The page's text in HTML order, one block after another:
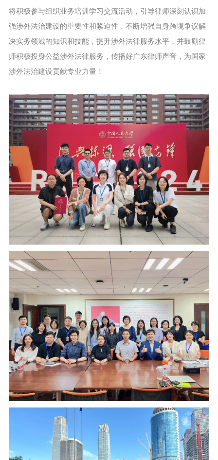
将积极参与组织业务培训学习交流活动，引导律师深刻认识加
强涉外法治建设的重要性和紧迫性，不断增强自身跨境争议解
决实务领域的知识和技能，提升涉外法律服务水平，并鼓励律
师积极投身公益涉外法律服务，传播好广东律师声音，为国家
涉外法治建设贡献专业力量！